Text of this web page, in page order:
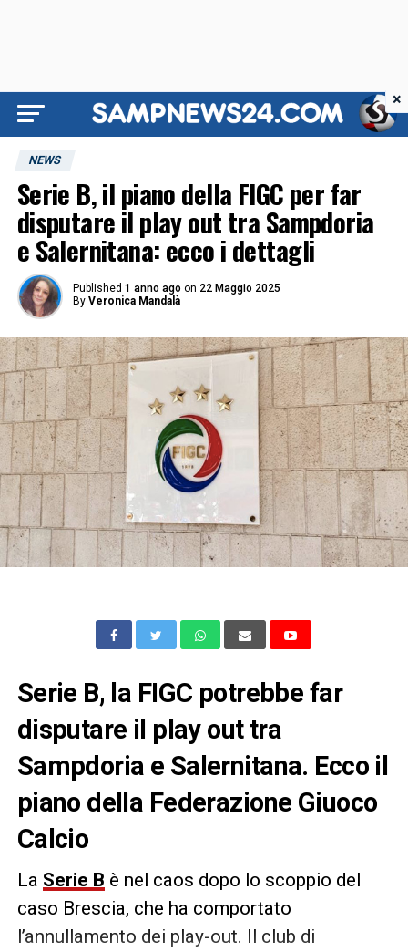
NEWS
Serie B, il piano della FIGC per far
disputare il play out tra Sampdoria
e Salernitana: ecco i dettagli
Published 1 anno ago on 22 Maggio 2025
By Veronica Mandalà
Serie B, la FIGC potrebbe far
disputare il play out tra
Sampdoria e Salernitana. Ecco il
piano della Federazione Giuoco
Calcio
La Serie B è nel caos dopo lo scoppio del
caso Brescia, che ha comportato
l’annullamento dei play-out. Il club di
×